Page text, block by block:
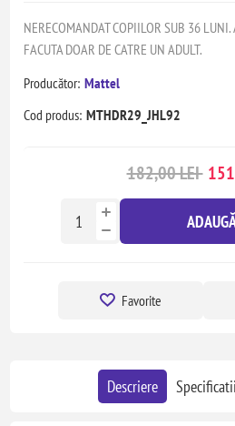
NERECOMANDAT COPIILOR SUB 36
FACUTA DOAR DE CATRE UN ADULT.
Producător: Mattel
Cod produs: MTHDR29_JHL92
182,00 LEI
Favorite
Descriere Specificatii